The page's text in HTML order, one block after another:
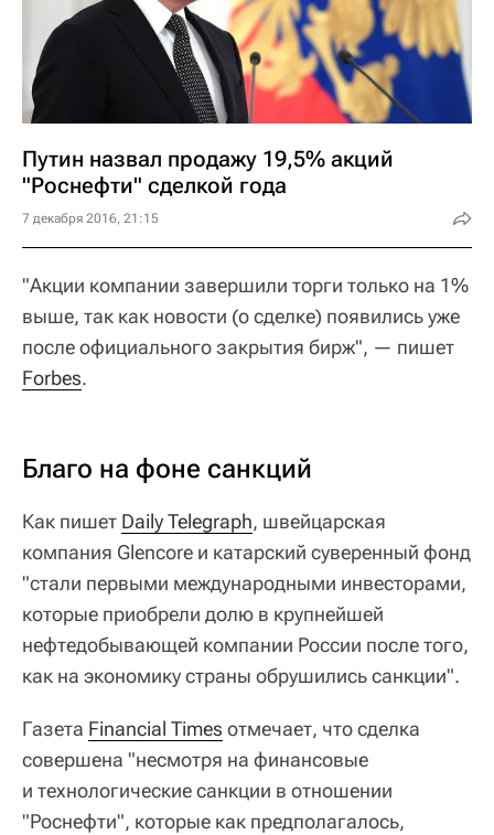
Путин назвал продажу 19,5% акций
"Роснефти" сделкой года
7 декабря 2016, 21:15
"Акции компании завершили торги только на 1%
выше, так как новости (о сделке) появились уже
после официального закрытия бирж", — пишет
Forbes.
Благо на фоне санкций
Как пишет Daily Telegraph, швейцарская
компания Glencore и катарский суверенный фонд
"стали первыми международными инвесторами,
которые приобрели долю в крупнейшей
нефтедобывающей компании России после того,
как на экономику страны обрушились санкции".
Газета Financial Times отмечает, что сделка
совершена "несмотря на финансовые
и технологические санкции в отношении
"Роснефти", которые как предполагалось,